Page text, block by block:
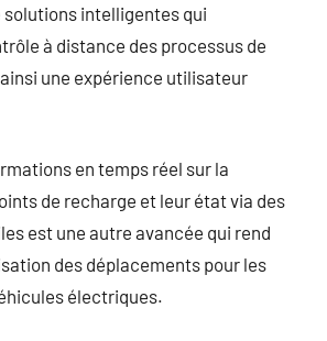
solutions intelligentes qui
à distance des processus de
une expérience utilisateur
en temps réel sur la
de recharge et leur état via des
est une autre avancée qui rend
des déplacements pour les
électriques.